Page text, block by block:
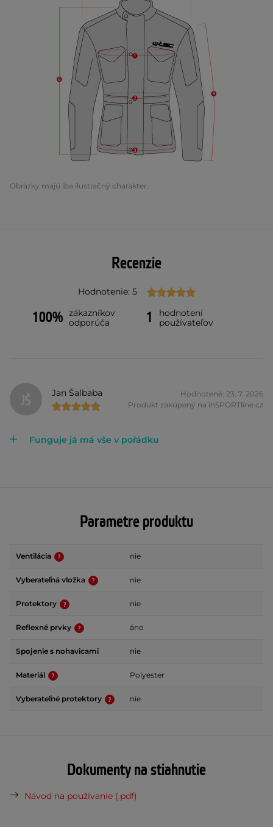
Obrázky majú iba ilustračný charakter.
Recenzie
Hodnotenie: 5
100% zákazníkov
odporúča
1
hodnotení
používateľov
JŠ Jan Šalbaba
Hodnotené: 23. 7. 2026
Produkt zakúpený na inSPORTline.cz
Funguje já má vše v pořádku
Parametre produktu
Ventilácia nie
Vyberateľná vložka nie
Protektory nie
Reflexné prvky áno
Spojenie s nohavicami nie
Materiál Polyester
Vyberateľné protektory nie
Dokumenty na stiahnutie
Návod na používanie (.pdf)